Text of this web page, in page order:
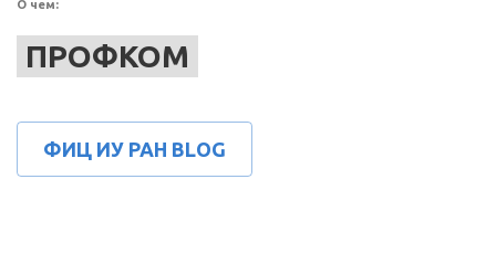
О чем:
ПРОФКОМ
ФИЦ ИУ РАН BLOG